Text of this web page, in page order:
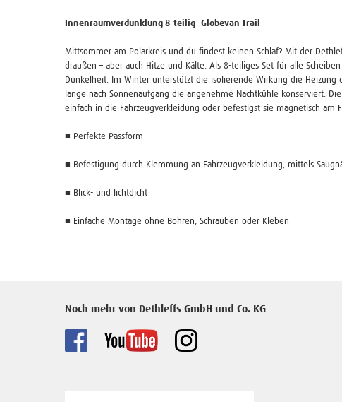
Innenraumverdunklung 8-teilig- Globevan Trail
Mittsommer am Polarkreis und du findest keinen Schlaf? Mit der
draußen – aber auch Hitze und Kälte. Als 8-teiliges Set für alle
Dunkelheit. Im Winter unterstützt die isolierende Wirkung die Heizung
lange nach Sonnenaufgang die angenehme Nachtkühle konserviert.
einfach in die Fahrzeugverkleidung oder befestigst sie magnetisch am
■ Perfekte Passform
■ Befestigung durch Klemmung an Fahrzeugverkleidung, mittels
■ Blick- und lichtdicht
■ Einfache Montage ohne Bohren, Schrauben oder Kleben
Noch mehr von Dethleffs GmbH und Co. KG